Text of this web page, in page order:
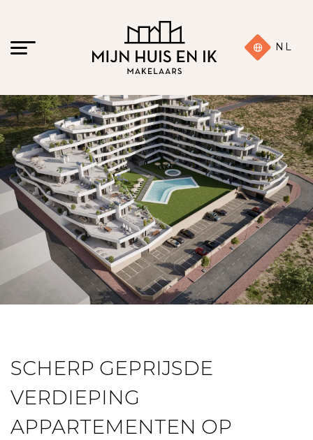
NL
20 foto's
SCHERP GEPRIJSDE
VERDIEPING
APPARTEMENTEN OP